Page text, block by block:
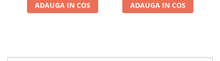
ADAUGA IN COS ADAUGA IN COS